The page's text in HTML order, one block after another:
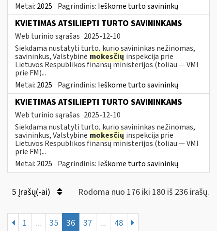
Metai: 2025 Pagrindinis: Ieškome turto savininkų
KVIETIMAS ATSILIEPTI TURTO SAVININKAMS
Web turinio sąrašas 2025-12-10
Siekdama nustatyti turto, kurio savininkas nežinomas,
savininkus, Valstybinė mokesčių inspekcija prie
Lietuvos Respublikos finansų ministerijos (toliau — VMI
prie FM)...
Metai: 2025 Pagrindinis: Ieškome turto savininkų
KVIETIMAS ATSILIEPTI TURTO SAVININKAMS
Web turinio sąrašas 2025-12-10
Siekdama nustatyti turto, kurio savininkas nežinomas,
savininkus, Valstybinė mokesčių inspekcija prie
Lietuvos Respublikos finansų ministerijos (toliau — VMI
prie FM)...
Metai: 2025 Pagrindinis: Ieškome turto savininkų
5 Įrašų(-ai) Rodoma nuo 176 iki 180 iš 236 irašų.
1 ... 35 36 37 ... 48